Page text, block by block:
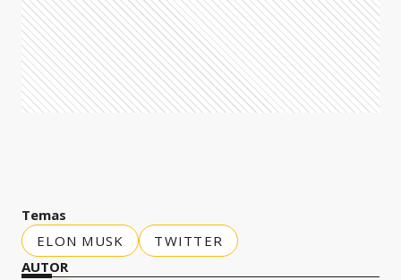
Temas
ELON MUSK
TWITTER
AUTOR